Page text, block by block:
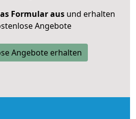
Formular ausund erhalten
Angebote
Angebote erhalten